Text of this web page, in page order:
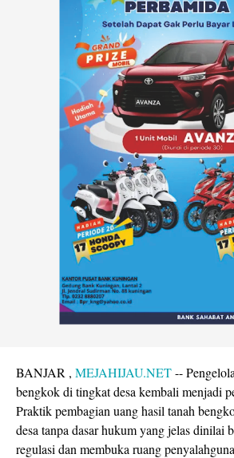
BANJAR , MEJAHIJAU.NET--
bengkok di tingkat desa kembali menjadi
Praktik pembagian uang hasil tanah
desa tanpa dasar hukum yang jelas dinilai
regulasi dan membuka ruang